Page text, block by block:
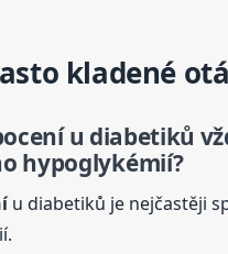
kladené
u diabetiků
hypoglykémií?
u diabetiků je nejčastěji